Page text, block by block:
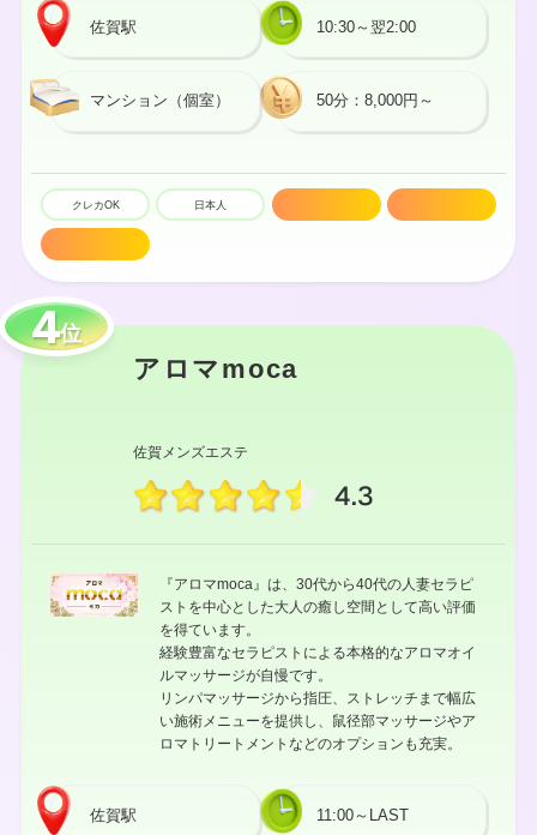
佐賀駅 10:30～翌2:00
マンション（個室） 50分：8,000円～
クレカOK 日本人
位
アロマmoca
佐賀メンズエステ
4.3
『アロマmoca』は、30代から40代の人妻セラピ
ストを中心とした大人の癒し空間として高い評価
を得ています。
経験豊富なセラピストによる本格的なアロマオイ
ルマッサージが自慢です。
リンパマッサージから指圧、ストレッチまで幅広
い施術メニューを提供し、鼠径部マッサージやア
ロマトリートメントなどのオプションも充実。
佐賀駅 11:00～LAST